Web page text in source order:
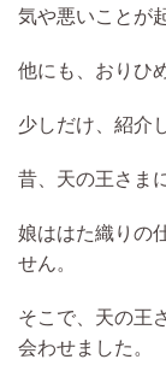
気や悪いことが
他にも、おりひ
少しだけ、紹介
昔、天の王さま
娘ははた織りの
せん。
そこで、天の王
会わせました。